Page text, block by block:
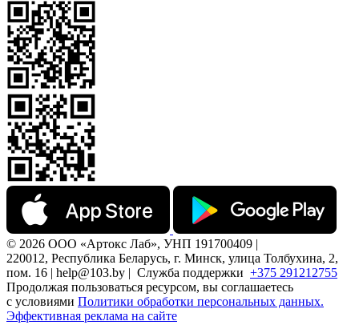
© 2026 ООО «Артокс Лаб», УНП 191700409 |
220012, Республика Беларусь, г. Минск, улица Толбухина, 2,
пом. 16 | help@103.by | Служба поддержки +375 291212755
Продолжая пользоваться ресурсом, вы соглашаетесь
с условиями Политики обработки персональных данных.
Эффективная реклама на сайте